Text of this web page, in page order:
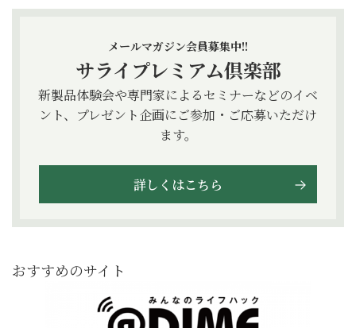
メールマガジン会員募集中!!
サライプレミアム倶楽部
新製品体験会や専門家によるセミナーなどのイベ
ント、プレゼント企画にご参加・ご応募いただけ
ます。
詳しくはこちら
おすすめのサイト